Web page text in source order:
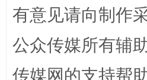
有意见请向制作
公众传媒所有辅
传媒网的支持帮